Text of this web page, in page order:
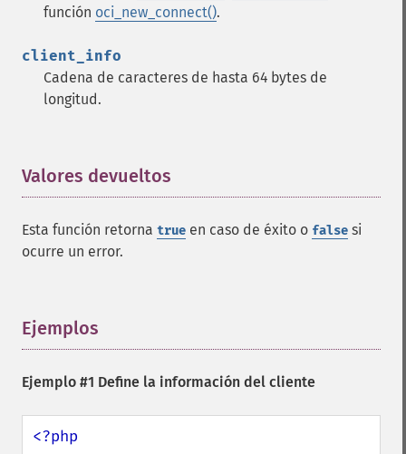
función oci_new_connect().
client_info
Cadena de caracteres de hasta 64 bytes de
longitud.
Valores devueltos
Esta función retorna true en caso de éxito o false si
ocurre un error.
Ejemplos
Ejemplo #1 Define la información del cliente
<?php